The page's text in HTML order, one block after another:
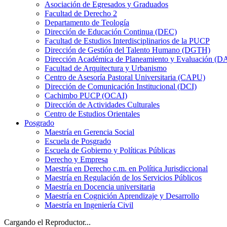
Asociación de Egresados y Graduados
Facultad de Derecho 2
Departamento de Teología
Dirección de Educación Continua (DEC)
Facultad de Estudios Interdisciplinarios de la PUCP
Dirección de Gestión del Talento Humano (DGTH)
Dirección Académica de Planeamiento y Evaluación
Facultad de Arquitectura y Urbanismo
Centro de Asesoría Pastoral Universitaria (CAPU)
Dirección de Comunicación Institucional (DCI)
Cachimbo PUCP (OCAI)
Dirección de Actividades Culturales
Centro de Estudios Orientales
Posgrado
Maestría en Gerencia Social
Escuela de Posgrado
Escuela de Gobierno y Políticas Públicas
Derecho y Empresa
Maestría en Derecho c.m. en Política Jurisdiccional
Maestría en Regulación de los Servicios Públicos
Maestría en Docencia universitaria
Maestría en Cognición Aprendizaje y Desarrollo
Maestría en Ingeniería Civil
Cargando el Reproductor...